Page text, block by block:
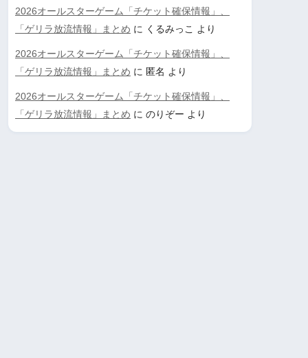
2026オールスターゲーム「チケット確保情報」、
「ゲリラ放流情報」まとめ に くるみっこ より
2026オールスターゲーム「チケット確保情報」、
「ゲリラ放流情報」まとめ に 匿名 より
2026オールスターゲーム「チケット確保情報」、
「ゲリラ放流情報」まとめ に のりぞー より